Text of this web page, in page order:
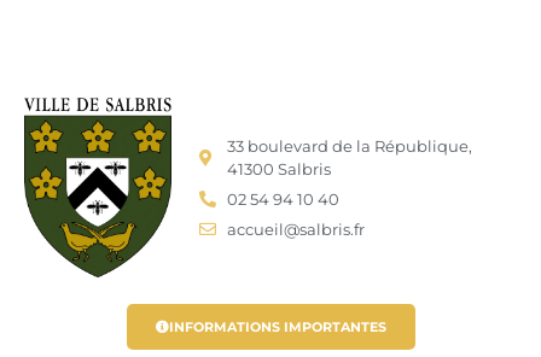
33 boulevard de la République,
41300 Salbris
02 54 94 10 40
accueil@salbris.fr
INFORMATIONS IMPORTANTES